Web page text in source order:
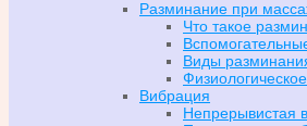
Разминание при
Что такое
Виды
Вибрация
Непрерывистая